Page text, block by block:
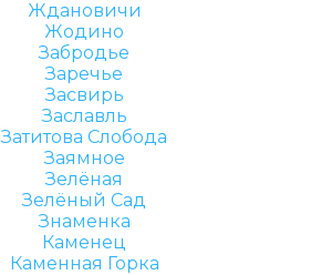
Ждановичи
Жодино
Забродье
Заречье
Засвирь
Заславль
Затитова Слобода
Заямное
Зелёная
Зелёный Сад
Знаменка
Каменец
Каменная Горка